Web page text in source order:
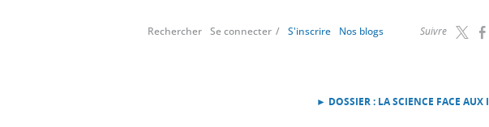
Suivre
Rechercher Se connecter S'inscrire Nos blogs
► DOSSIER : LA SCIENCE FACE AUX